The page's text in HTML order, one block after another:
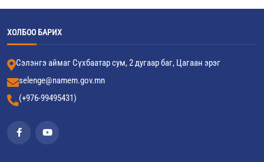
ХОЛБОО БАРИХ
Сэлэнгэ аймаг Сүхбаатар сум, 2 дугаар баг, Цагаан эрэг
selenge@namem.gov.mn
(+976-99495431)